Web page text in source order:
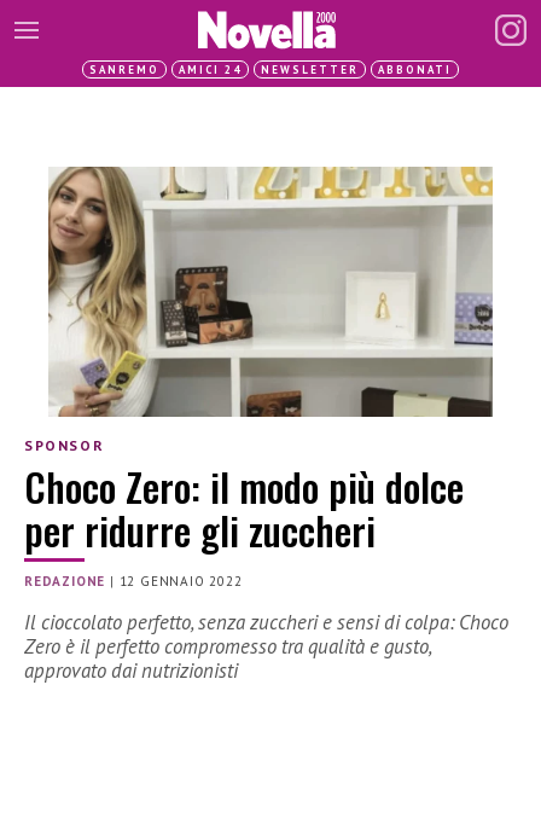
SANREMO AMICI 24 NEWSLETTER ABBONATI
SPONSOR
Choco Zero: il modo più dolce
per ridurre gli zuccheri
REDAZIONE | 12 GENNAIO 2022
Il cioccolato perfetto, senza zuccheri e sensi di colpa: Choco
Zero è il perfetto compromesso tra qualità e gusto,
approvato dai nutrizionisti